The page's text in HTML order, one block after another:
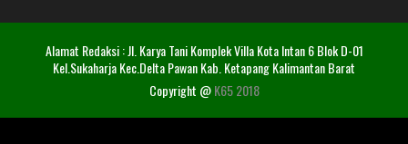
Alamat Redaksi : Jl. Karya Tani Komplek Villa Kota Intan 6 Blok D-01
Kel.Sukaharja Kec.Delta Pawan Kab. Ketapang Kalimantan Barat
Copyright @K65 2018